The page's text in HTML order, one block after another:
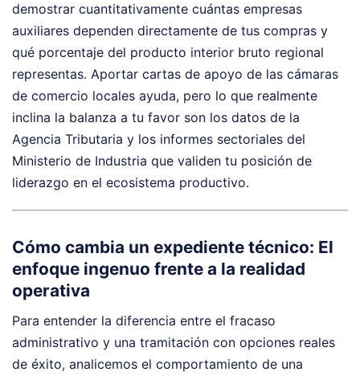
demostrar cuantitativamente cuántas empresas
auxiliares dependen directamente de tus compras y
qué porcentaje del producto interior bruto regional
representas. Aportar cartas de apoyo de las cámaras
de comercio locales ayuda, pero lo que realmente
inclina la balanza a tu favor son los datos de la
Agencia Tributaria y los informes sectoriales del
Ministerio de Industria que validen tu posición de
liderazgo en el ecosistema productivo.
Cómo cambia un expediente técnico: El
enfoque ingenuo frente a la realidad
operativa
Para entender la diferencia entre el fracaso
administrativo y una tramitación con opciones reales
de éxito, analicemos el comportamiento de una